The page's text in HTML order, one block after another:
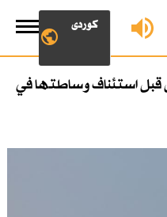
کوردی
قبل استئناف وساطتها في